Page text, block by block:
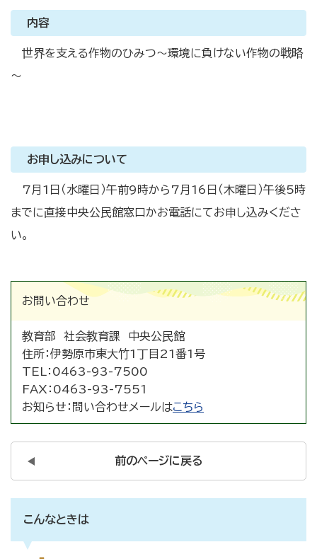
内容
世界を支える作物のひみつ～環境に負けない作物の戦略
～
お申し込みについて
7月1日（水曜日）午前9時から7月16日（木曜日）午後5時
までに直接中央公民館窓口かお電話にてお申し込みくださ
い。
お問い合わせ
教育部 社会教育課 中央公民館
住所：伊勢原市東大竹1丁目21番1号
TEL： 0463-93-7500
FAX： 0463-93-7551
お知らせ： 問い合わせメールはこちら
前のページに戻る
こんなときは